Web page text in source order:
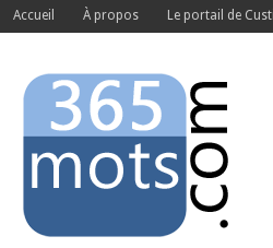
Accueil À propos Le portail de